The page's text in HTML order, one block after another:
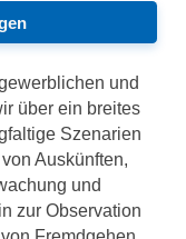
und
über ein breites
Szenarien
Auskünften,
und
zur Observation